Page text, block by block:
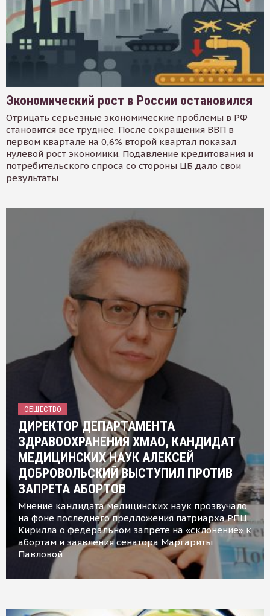
Экономический рост в России остановился
Отрицать серьезные экономические проблемы в РФ
становится все труднее. После сокращения ВВП в
первом квартале на 0,6% второй квартал показал
нулевой рост экономики. Подавление кредитования и
потребительского спроса со стороны ЦБ дало свои
результаты
ОБЩЕСТВО
ДИРЕКТОР ДЕПАРТАМЕНТА
ЗДРАВООХРАНЕНИЯ ХМАО, КАНДИДАТ
МЕДИЦИНСКИХ НАУК АЛЕКСЕЙ
ДОБРОВОЛЬСКИЙ ВЫСТУПИЛ ПРОТИВ
ЗАПРЕТА АБОРТОВ
Мнение кандидата медицинских наук прозвучало
на фоне последнего предложения патриарха РПЦ
Кирилла о федеральном запрете на «склонение» к
абортам и заявления сенатора Маргариты
Павловой